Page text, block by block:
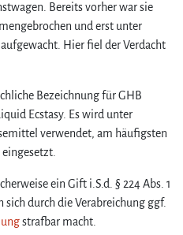
F
a
l
h
e
n
b
t
Bereits vorher war sie
und erst unter
Hier fiel der Verdacht
Bezeichnung für GHB
Ecstasy. Es wird unter
verwendet, am häufigsten
ein Gift i.S.d. § 224 Abs. 1
sich durch die Verabreichung ggf.
strafbar macht.